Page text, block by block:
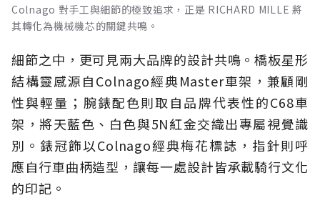
Colnago 對手工與細節的極致追求，正是 RICHARD MILLE 將
其轉化為機械機芯的關鍵共鳴。
細節之中，更可見兩大品牌的設計共鳴。橋板星形
結構靈感源自Colnago經典Master車架，兼顧剛
性與輕量；腕錶配色則取自品牌代表性的C68車
架，將天藍色、白色與5N紅金交織出專屬視覺識
別。錶冠飾以Colnago經典梅花標誌，指針則呼
應自行車曲柄造型，讓每一處設計皆承載騎行文化
的印記。